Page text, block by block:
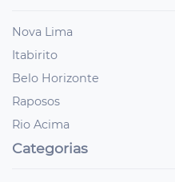
Nova Lima
Itabirito
Belo Horizonte
Raposos
Rio Acima
Categorias